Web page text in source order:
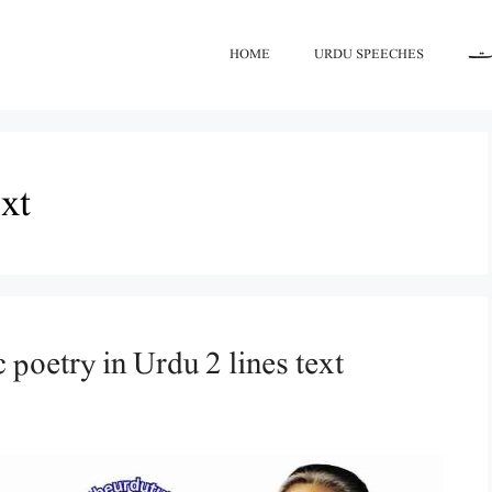
HOME URDU SPEECHES
in Urdu 2 lines text